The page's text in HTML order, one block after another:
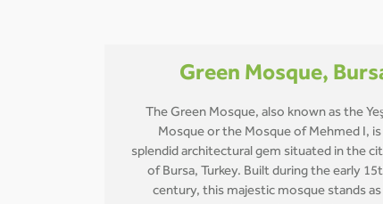
Green Mosque,
The Green Mosque, also known as the
Mosque or the Mosque of Mehmed I, is
splendid architectural gem situated in the
of Bursa, Turkey. Built during the early
century, this majestic mosque stands as